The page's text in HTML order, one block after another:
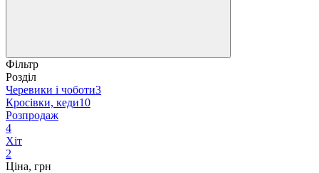
Фільтр
Розділ
Черевики і чоботи3
Кросівки, кеди10
Розпродаж
4
Хіт
2
Ціна, грн